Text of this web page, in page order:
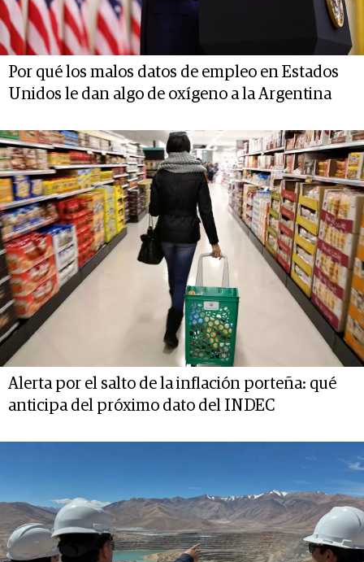
Por qué los malos datos de empleo en Estados
Unidos le dan algo de oxígeno a la Argentina
Alerta por el salto de la inflación porteña: qué
anticipa del próximo dato del INDEC